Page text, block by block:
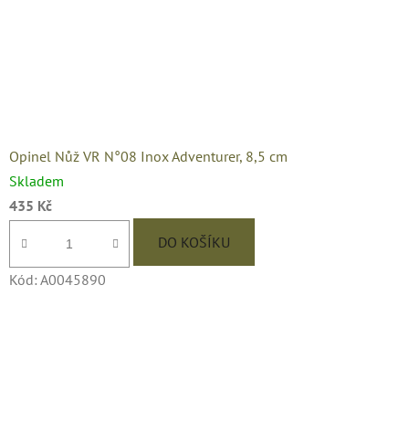
Opinel Nůž VR N°08 Inox Adventurer, 8,5 cm
Skladem
435 Kč
DO KOŠÍKU
Kód: A0045890